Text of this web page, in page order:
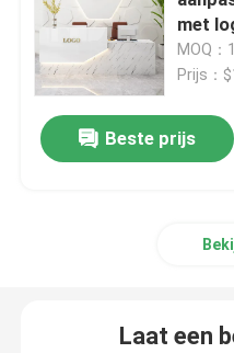
Uitvoerende Bureaus
Het Regelbare Bureau
Kantoor houten
met
MOQ
Prijs：
Beste prijs
Laat een